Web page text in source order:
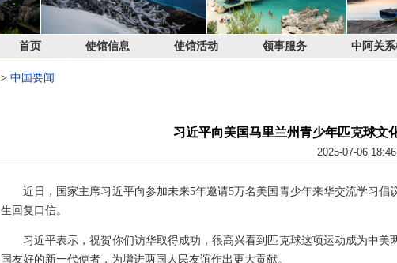
首页 使馆信息 使馆活动 领事服务 中阿关
> 中国要闻
习近平向美国马里兰州青少年匹克球文
2025-07-06 18:46
近日，国家主席习近平向参加未来5年邀请5万名美国青少年来华交流学习
生回复口信。
习近平表示，祝贺你们访华取得成功，很高兴看到匹克球这项运动成为中
国友好的新一代使者，为增进两国人民友谊作出更大贡献。